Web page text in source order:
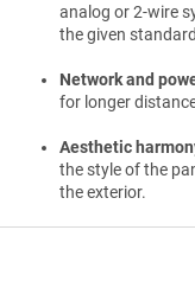
analog or 2-wire
the given
Network and
for longer
Aesthetic
the style of the
the exterior.